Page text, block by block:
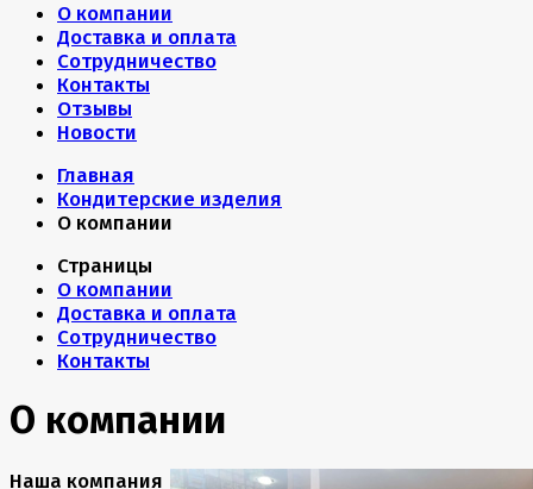
О компании
Доставка и оплата
Сотрудничество
Контакты
Отзывы
Новости
Главная
Кондитерские изделия
О компании
Страницы
О компании
Доставка и оплата
Сотрудничество
Контакты
О компании
Наша компания